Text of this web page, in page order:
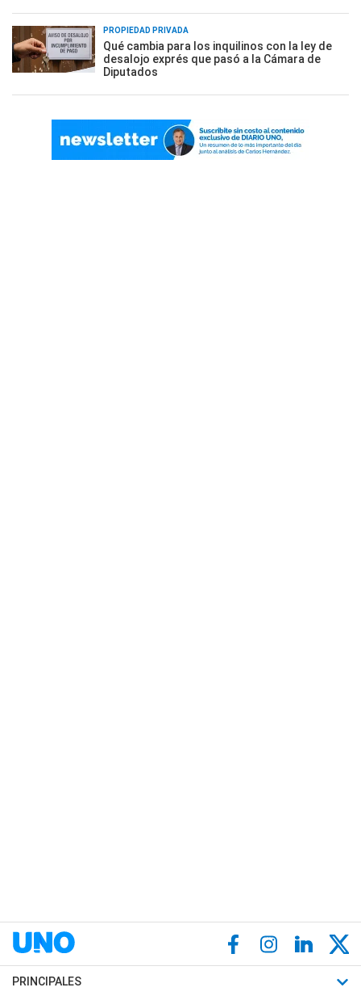
PROPIEDAD PRIVADA
Qué cambia para los inquilinos con la ley de
desalojo exprés que pasó a la Cámara de
Diputados
PRINCIPALES